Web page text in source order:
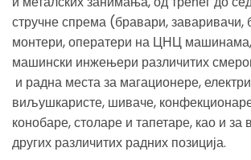
стручне спрема (бравари, заваривачи,
монтери, оператери на ЦНЦ
машински инжењери различитих
и радна места за магационере,
виљушкаристе, шиваче,
конобаре, столаре и тапетаре, као и за
других различитих радних позиција.